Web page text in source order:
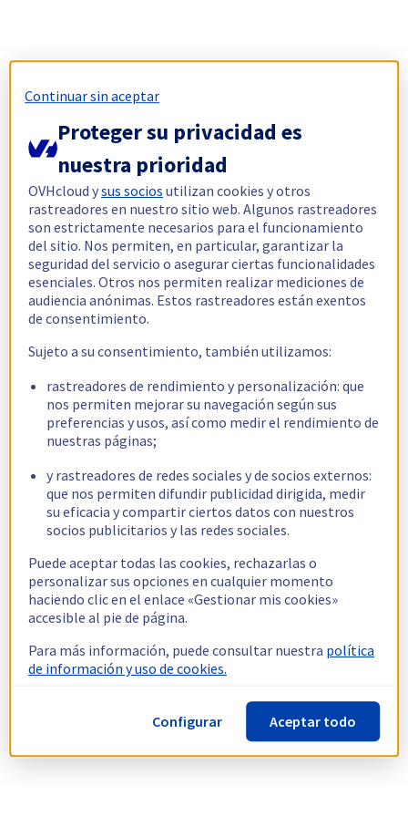
Continuar sin aceptar
Proteger su privacidad es
nuestra prioridad
OVHcloud ysus socios utilizan cookies y otros
rastreadores en nuestro sitio web. Algunos rastreadores
son estrictamente necesarios para el funcionamiento
del sitio. Nos permiten, en particular, garantizar la
seguridad del servicio o asegurar ciertas funcionalidades
esenciales. Otros nos permiten realizar mediciones de
audiencia anónimas. Estos rastreadores están exentos
de consentimiento.
Sujeto a su consentimiento, también utilizamos:
rastreadores de rendimiento y personalización: que
nos permiten mejorar su navegación según sus
preferencias y usos, así como medir el rendimiento de
nuestras páginas;
y rastreadores de redes sociales y de socios externos:
que nos permiten difundir publicidad dirigida, medir
su eficacia y compartir ciertos datos con nuestros
socios publicitarios y las redes sociales.
Puede aceptar todas las cookies, rechazarlas o
personalizar sus opciones en cualquier momento
haciendo clic en el enlace «Gestionar mis cookies»
accesible al pie de página.
Para más información, puede consultar nuestra política
de información y uso de cookies.
Configurar Aceptar todo